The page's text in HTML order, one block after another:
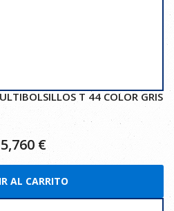
T 44 COLOR GRIS
€
AL CARRITO